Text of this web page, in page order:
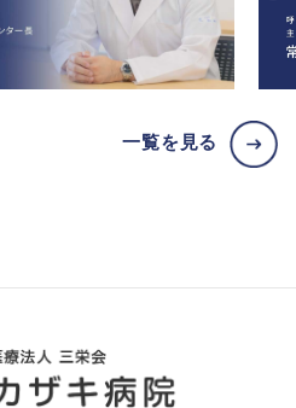
一覧を見る